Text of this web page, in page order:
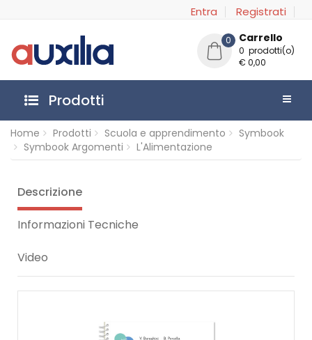
Entra Registrati
0 Carrello
0 prodotti(o)
€ 0,00
Prodotti
Home Prodotti Scuola e apprendimento
Symbook
Symbook Argomenti
L'Alimentazione
Descrizione
Informazioni Tecniche
Video